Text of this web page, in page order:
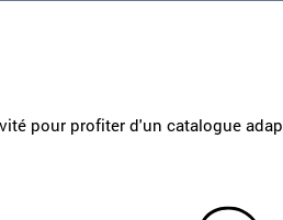
pour profiter d'un catalogue